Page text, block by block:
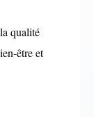
qualité
être et